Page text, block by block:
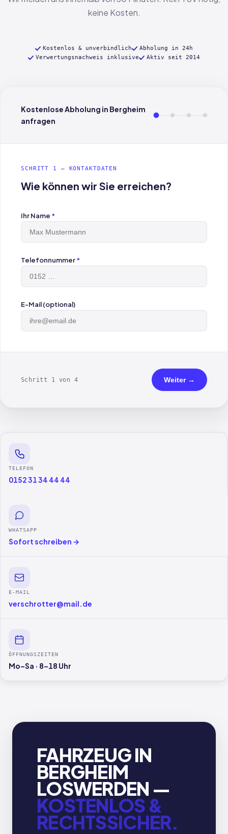
keine Kosten.
Kostenlos & unverbindlich
Abholung in 24h
Verwertungsnachweis inklusive
Aktiv seit 2014
Kostenlose Abholung in Bergheim
anfragen
SCHRITT 1 — KONTAKTDATEN
Wie können wir Sie erreichen?
Ihr Name *
Telefonnummer*
E-Mail (optional)
Schritt 1 von 4 Weiter →
TELEFON
0152 31 34 44 44
WHATSAPP
Sofort schreiben →
E-MAIL
verschrotter@mail.de
ÖFFNUNGSZEITEN
Mo–Sa · 8–18 Uhr
FAHRZEUG IN
BERGHEIM
LOSWERDEN —
KOSTENLOS &
RECHTSSICHER.